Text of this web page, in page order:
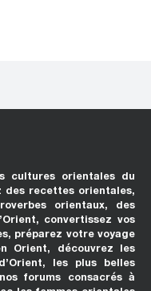
cultures orientales du
des recettes orientales,
orientaux, des
convertissez vos
préparez votre voyage
Orient, découvrez les
les plus belles
forums consacrés à